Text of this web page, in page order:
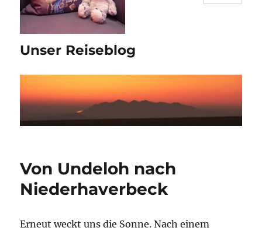
Unser Reiseblog
Von Undeloh nach
Niederhaverbeck
Erneut weckt uns die Sonne. Nach einem